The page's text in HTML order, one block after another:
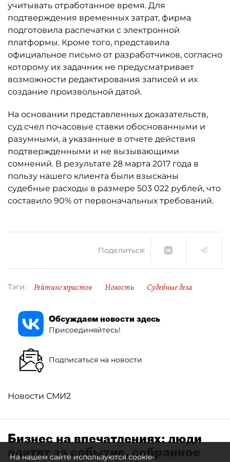
учитывать отработанное время. Для
подтверждения временных затрат, фирма
подготовила распечатки с электронной
платформы. Кроме того, представила
официальное письмо от разработчиков, согласно
которому их задачник не предусматривает
возможности редактирования записей и их
создание произвольной датой.
На основании представленных доказательств,
суд счел почасовые ставки обоснованными и
разумными, а указанные в отчете действия
подтвержденными и не вызывающими
сомнений. В результате 28 марта 2017 года в
пользу нашего клиента были взысканы
судебные расходы в размере 503 022 рублей, что
составило 90% от первоначальных требований.
Поделиться:
Тэги: Рейтинг юристов Новость Судебные дела
Обсуждаем новости здесь
Присоединяйтесь!
Подписаться на новости
Новости СМИ2
Бизнес на впечатлениях: люди
платят за событие, собранное
На нашем сайте используются cookie-